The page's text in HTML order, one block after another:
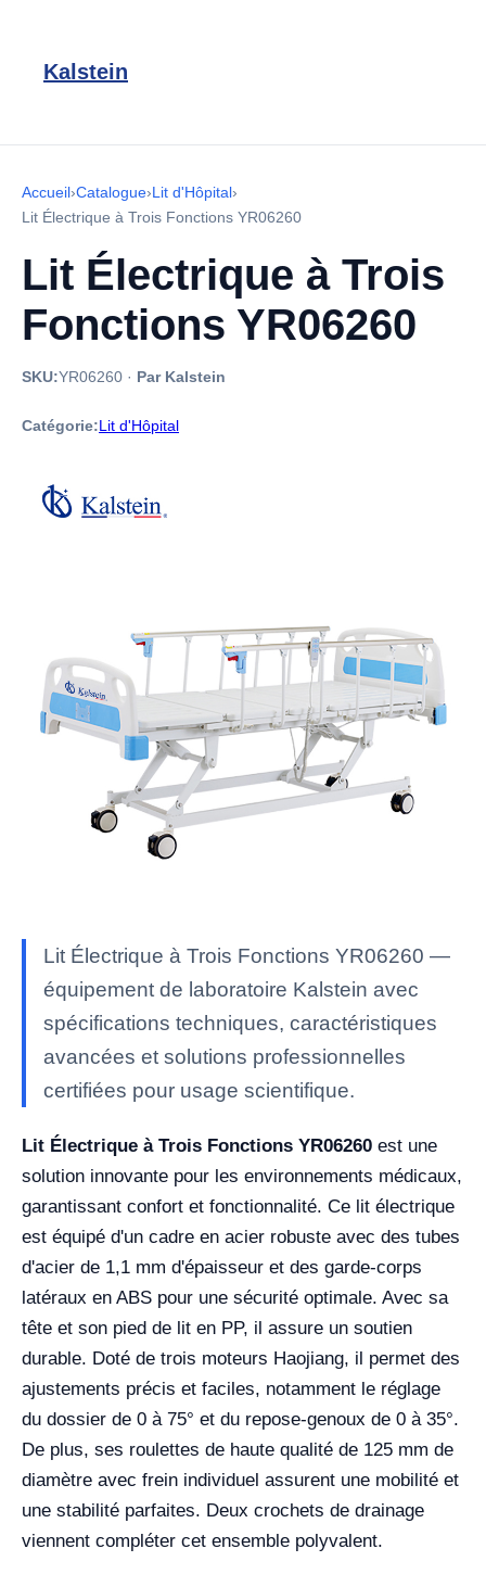
Kalstein
Accueil›Catalogue›Lit d'Hôpital›
Lit Électrique à Trois Fonctions YR06260
Lit Électrique à Trois
Fonctions YR06260
SKU:YR06260 · Par Kalstein
Catégorie:Lit d'Hôpital
Lit Électrique à Trois Fonctions YR06260 —
équipement de laboratoire Kalstein avec
spécifications techniques, caractéristiques
avancées et solutions professionnelles
certifiées pour usage scientifique.
Lit Électrique à Trois Fonctions YR06260 est une
solution innovante pour les environnements médicaux,
garantissant confort et fonctionnalité. Ce lit électrique
est équipé d'un cadre en acier robuste avec des tubes
d'acier de 1,1 mm d'épaisseur et des garde-corps
latéraux en ABS pour une sécurité optimale. Avec sa
tête et son pied de lit en PP, il assure un soutien
durable. Doté de trois moteurs Haojiang, il permet des
ajustements précis et faciles, notamment le réglage
du dossier de 0 à 75° et du repose-genoux de 0 à 35°.
De plus, ses roulettes de haute qualité de 125 mm de
diamètre avec frein individuel assurent une mobilité et
une stabilité parfaites. Deux crochets de drainage
viennent compléter cet ensemble polyvalent.